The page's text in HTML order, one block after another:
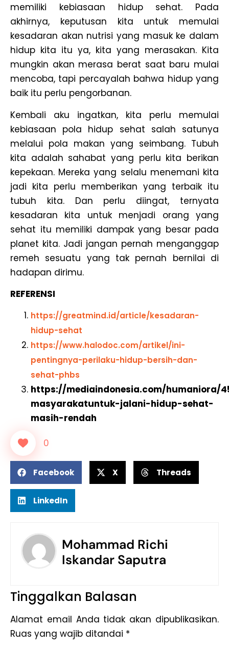
memiliki kebiasaan hidup sehat. Pada
akhirnya, keputusan kita untuk memulai
kesadaran akan nutrisi yang masuk ke dalam
hidup kita itu ya, kita yang merasakan. Kita
mungkin akan merasa berat saat baru mulai
mencoba, tapi percayalah bahwa hidup yang
baik itu perlu pengorbanan.
Kembali aku ingatkan, kita perlu memulai
kebiasaan pola hidup sehat salah satunya
melalui pola makan yang seimbang. Tubuh
kita adalah sahabat yang perlu kita berikan
kepekaan. Mereka yang selalu menemani kita
jadi kita perlu memberikan yang terbaik itu
tubuh kita. Dan perlu diingat, ternyata
kesadaran kita untuk menjadi orang yang
sehat itu memiliki dampak yang besar pada
planet kita. Jadi jangan pernah menganggap
remeh sesuatu yang tak pernah bernilai di
hadapan dirimu.
REFERENSI
https://greatmind.id/article/kesadaran-
hidup-sehat
https://www.halodoc.com/artikel/ini-
pentingnya-perilaku-hidup-bersih-dan-
sehat-phbs
https://mediaindonesia.com/humaniora/
masyarakatuntuk-jalani-hidup-sehat-
masih-rendah
0
Facebook X Threads
LinkedIn
Mohammad Richi
Iskandar Saputra
Tinggalkan Balasan
Alamat email Anda tidak akan dipublikasikan.
Ruas yang wajib ditandai *